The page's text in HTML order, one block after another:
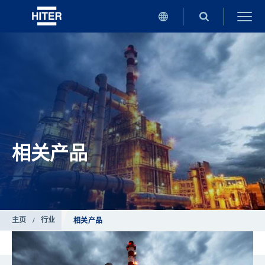
相关产品
主页 / 行业 相关产品